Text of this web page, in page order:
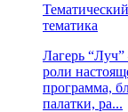
Тематический
тематика
Лагерь
роли
программа,
палатки, ра...